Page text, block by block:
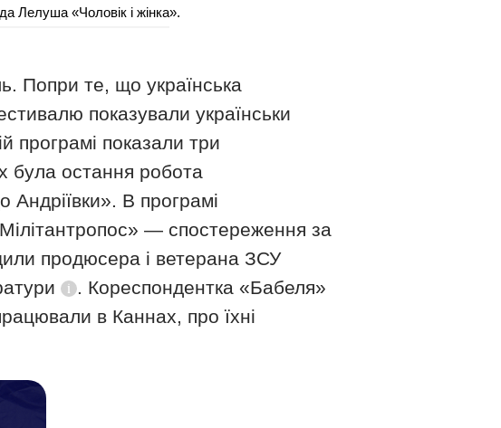
Лелуша «Чоловік і жінка».
Попри те, що українська
показували українськи
програмі показали три
була остання робота
В програмі
— спостереження за
продюсера і ветерана ЗСУ
Довідка
. Кореспондентка «Бабеля»
в Каннах, про їхні